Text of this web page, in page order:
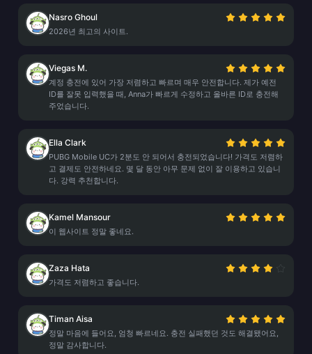
Nasro Ghoul
2026년 최고의 사이트.
Viegas M.
계정 충전에 있어 가장 저렴하고 빠르며 매우 안전합니다. 제가 예전
ID를 잘못 입력했을 때, Anna가 빠르게 수정하고 올바른 ID로 충전해
주었습니다.
Ella Clark
PUBG Mobile UC가 2분도 안 되어서 충전되었습니다! 가격도 저렴하
고 결제도 안전하네요. 몇 달 동안 아무 문제 없이 잘 이용하고 있습니
다. 강력 추천합니다.
Kamel Mansour
이 웹사이트 정말 좋네요.
Zaza Hata
가격도 저렴하고 좋습니다.
Timan Aisa
정말 마음에 들어요, 엄청 빠르네요. 충전 실패했던 것도 해결됐어요,
정말 감사합니다.